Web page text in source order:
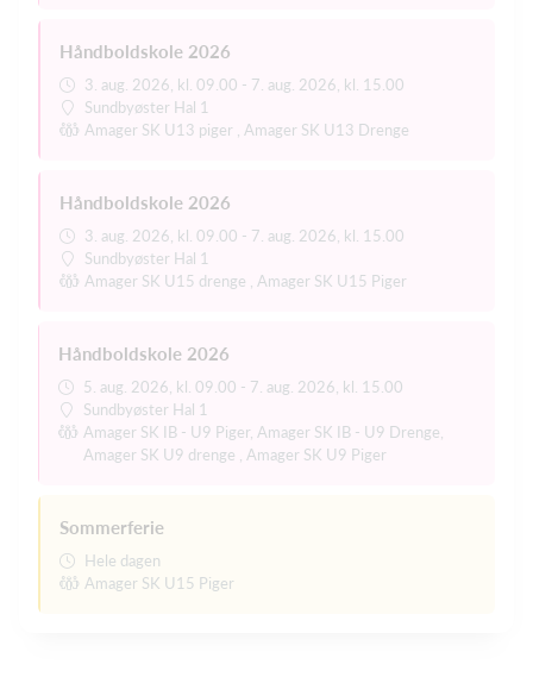
Håndboldskole 2026
3. aug. 2026, kl. 09.00 - 7. aug. 2026, kl. 15.00
Sundbyøster Hal 1
Amager SK U13 piger , Amager SK U13 Drenge
Håndboldskole 2026
3. aug. 2026, kl. 09.00 - 7. aug. 2026, kl. 15.00
Sundbyøster Hal 1
Amager SK U15 drenge , Amager SK U15 Piger
Håndboldskole 2026
5. aug. 2026, kl. 09.00 - 7. aug. 2026, kl. 15.00
Sundbyøster Hal 1
Amager SK IB - U9 Piger, Amager SK IB - U9 Drenge,
Amager SK U9 drenge , Amager SK U9 Piger
Sommerferie
Hele dagen
Amager SK U15 Piger